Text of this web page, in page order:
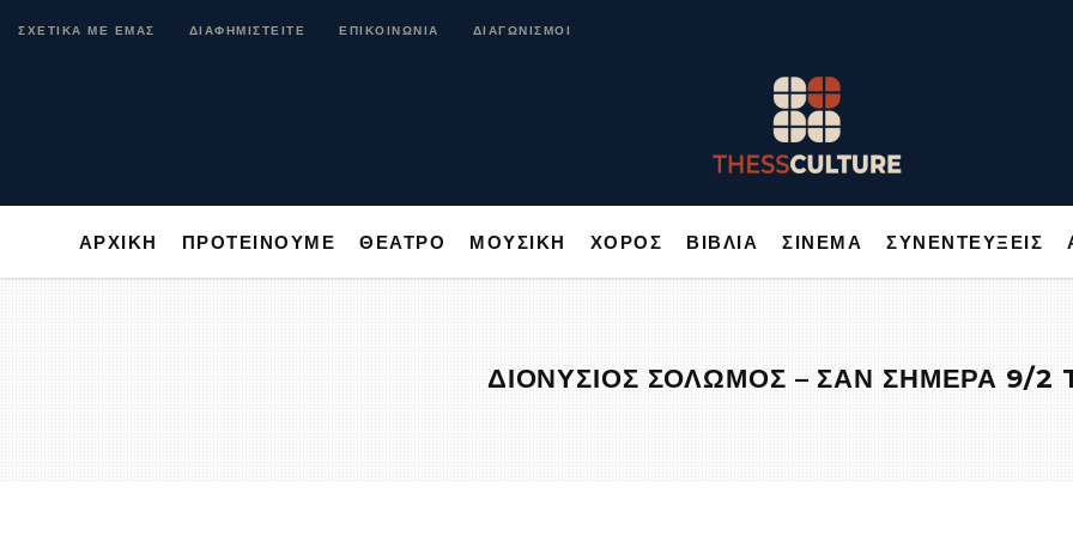
ΣΧΕΤΙΚΑ ΜΕ ΕΜΑΣ ΔΙΑΦΗΜΙΣΤΕΙΤΕ ΕΠΙΚΟΙΝΩΝΙΑ ΔΙΑΓΩΝΙΣΜΟΙ
ΑΡΧΙΚΗ ΠΡΟΤΕΙΝΟΥΜΕ ΘΕΑΤΡΟ ΜΟΥΣΙΚΗ ΧΟΡΟΣ ΒΙΒΛΙΑ ΣΙΝΕΜΑ ΣΥΝΕΝΤΕΥΞΕΙΣ
ΑΡΧΙΚΗ ΠΡΟΤΕΙΝΟΥΜΕ ΘΕΑΤΡΟ ΜΟΥΣΙΚΗ
ΔΙΟΝΥΣΙΟΣ ΣΟΛΩΜΟΣ – ΣΑΝ ΣΗΜΕΡΑ 9/2